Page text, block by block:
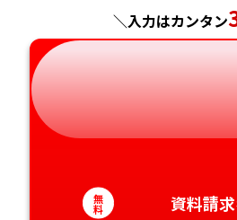
岐阜県
静岡県
愛知県
奈良県
和歌山県
山口県
徳島県
香川県
愛媛県
熊本県
大分県
宮崎県
鹿児島県
＼入力はカンタン
無
料 資料請求